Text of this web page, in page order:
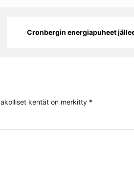
Cronbergin energiapuheet
kentät on merkitty *